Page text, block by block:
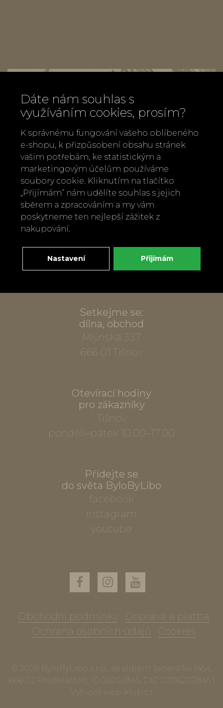
+420 737 886 915
Napište nám
info@bylobylibo.cz
Setkejme se:
dílna, obchod
Mlýnská 337
666 01 Tišnov
Otevírací hodiny
pro zákazníky
Tišnov
pondělí–pátek 10.00–17.00
Přidejte se
do světa ByloByLibo
facebook
instagram
youtube
Obchodní podmínky
Doprava a platba
Ochrana osobních údajů
Cookies
© 2026 ByloByLibo s.r.o., se sídlem Jenerálka 1454,
666 02 Předklášteří, IČ 06202845, DIČ CZ06202845 |
Vytvořil
Dáte nám souhlas s
využíváním cookies, prosím?
K správnému fungování vašeho oblíbeného
e-shopu, k přizpůsobení obsahu stránek
vašim potřebám, ke statistickým a
marketingovým účelům používáme
soubory cookie. Kliknutím na tlačítko
„Přijímám“ nám udělíte souhlas s jejich
sběrem a zpracováním a my vám
poskytneme ten nejlepší zážitek z
nakupování.
Nastavení Přijímám